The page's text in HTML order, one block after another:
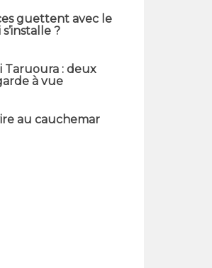
guettent avec le
?
Taruoura : deux
à vue
au cauchemar